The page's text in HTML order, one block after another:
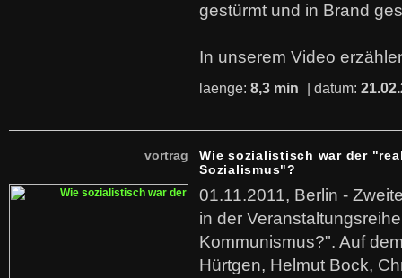
gestürmt und in Brand
In unserem Video
laenge: 8,3 min | datum:
vortrag
Wie sozialistisch war der
Sozialismus"?
01.11.2011, Berlin -
in der
Kommunismus?". Auf
Hürtgen, Helmut Bock,